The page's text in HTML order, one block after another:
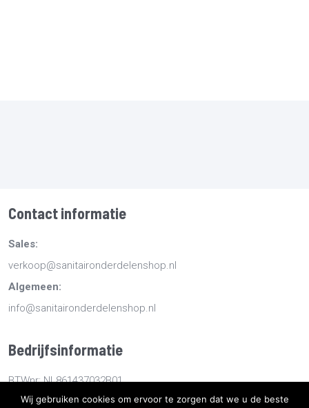
Contact informatie
Sales:
verkoop@sanitaironderdelenshop.nl
Algemeen:
info@sanitaironderdelenshop.nl
Bedrijfsinformatie
BTWnr: NL861437032B01
KvKnr: 78527112
Wij gebruiken cookies om ervoor te zorgen dat we u de beste